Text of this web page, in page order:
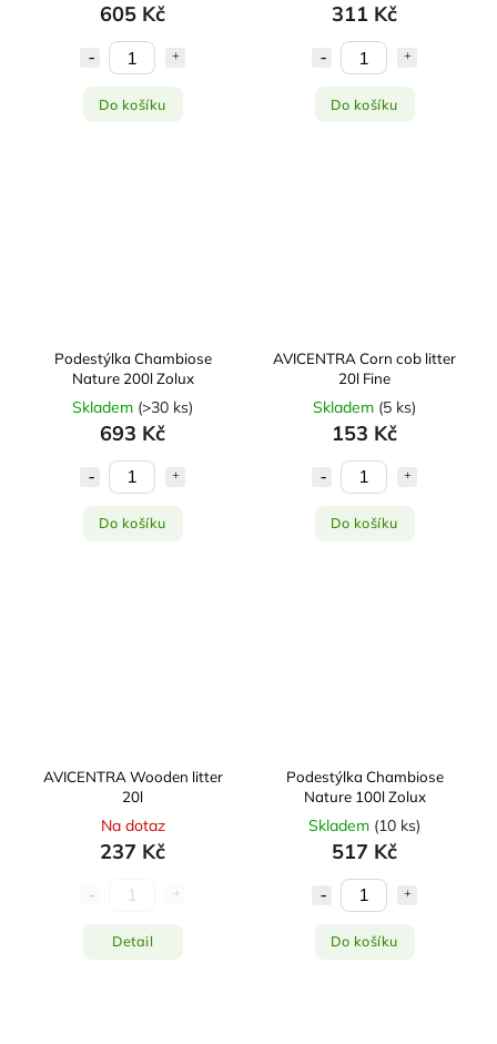
605 Kč
Do košíku
311 Kč
Do košíku
Podestýlka Chambiose
Nature 200l Zolux
Skladem (>30 ks)
693 Kč
Do košíku
AVICENTRA Corn cob litter
20l Fine
Skladem (5 ks)
153 Kč
Do košíku
AVICENTRA Wooden litter
20l
Na dotaz
237 Kč
Detail
Podestýlka Chambiose
Nature 100l Zolux
Skladem (10 ks)
517 Kč
Do košíku